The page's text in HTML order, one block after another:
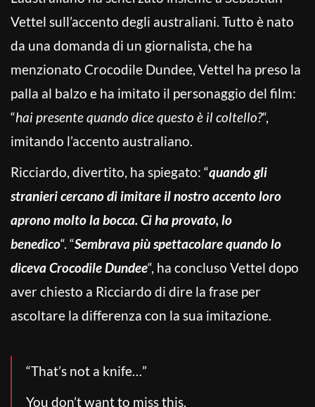
Vettel sull’accento degli australiani. Tutto è nato
da una domanda di un giornalista, che ha
menzionato Crocodile Dundee, Vettel ha preso la
palla al balzo e ha imitato il personaggio del film:
“hai presente quando dice questo è il coltello?“,
imitando l’accento australiano.
Ricciardo, divertito, ha spiegato: “quando gli
stranieri cercano di imitare il nostro accento loro
aprono molto la bocca. Ci ha provato, lo
benedico“. “Sembrava più spettacolare quando lo
diceva Crocodile Dundee“, ha concluso Vettel dopo
aver chiesto a Ricciardo di dire la frase per
ascoltare la differenza con la sua imitazione.
“That’s not a knife…”
You don’t want to miss this.